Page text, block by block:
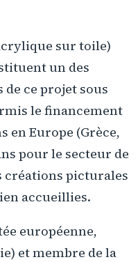
sur toile)
un des
ce projet sous
le financement
en Europe (Grèce,
pour le secteur de
créations picturales
accueillies.
européenne,
et membre de la